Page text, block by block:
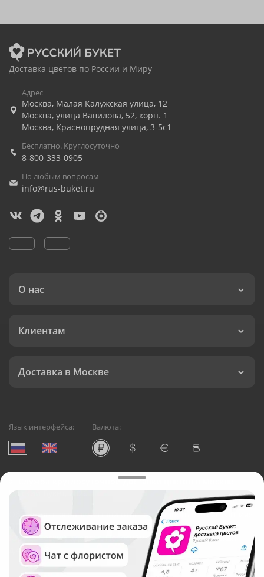
Доставка цветов по России и Миру
Адрес
Москва, Малая Калужская улица, 12
Москва, улица Вавилова, 52, корп. 1
Москва, Краснопрудная улица, 3-5с1
Бесплатно. Круглосуточно
8-800-333-0905
По любым вопросам
info@rus-buket.ru
О нас
Клиентам
Доставка в Москве
Язык интерфейса: Валюта:
Служба круглосуточной доставки цветов в Москве
Русский Букет, 2026
Общество с ограниченной ответственностью «Технология»
ОГРН: 1195476081745, ИНН: 5410081997
Юридический адрес: г. Новосибирск, ул. Ипподромская,
д.42, оф. 3